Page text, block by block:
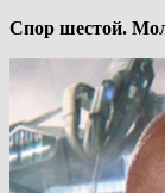
Спор шестой.